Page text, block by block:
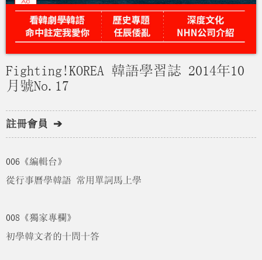
Fighting!KOREA 韓語學習誌 2014年10
月號No.17
註冊會員 ➔
006《編輯台》
從行事曆學韓語 常用單詞馬上學
008《獨家專欄》
初學韓文者的十問十答